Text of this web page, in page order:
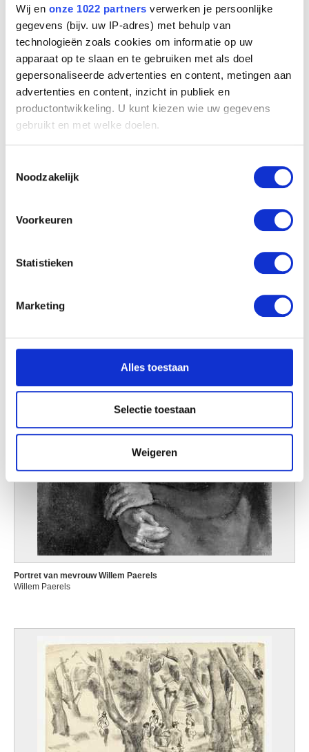
Wij en onze 1022 partners verwerken je persoonlijke
gegevens (bijv. uw IP-adres) met behulp van
technologieën zoals cookies om informatie op uw
apparaat op te slaan en te gebruiken met als doel
gepersonaliseerde advertenties en content, metingen aan
advertenties en content, inzicht in publiek en
productontwikkeling. U kunt kiezen wie uw gegevens
gebruikt en met welke doelen.
Informatie verzamelen over uw geografische
locatie, die tot een paar meter nauwkeurig kan zijn
scannen op specifieke eigenschappen (fingerprinting)
detailgedeeltein.
U kunt uw toestemming op elk moment wijzigen of
We gebruiken cookies om content en advertenties te
personaliseren, om functies voor social media te bieden
en om ons websiteverkeer te analyseren. Ook delen we
informatie over uw gebruik van onze site met onze
partners voor social media, adverteren en analyse. Deze
verzameld op basis van uw gebruik van hun services.
Noodzakelijk
Voorkeuren
Statistieken
Marketing
Alles toestaan
Selectie toestaan
Weigeren
Willem Paerels
Portret van mevrouw Willem Paerels
Willem Paerels